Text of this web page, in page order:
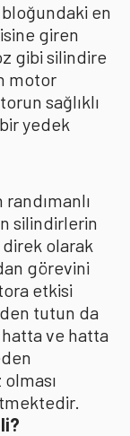
en
giren
gibi silindire
motor
sağlıklı
yedek
silindirlerin
olarak
görevini
etkisi
tutun da
hatta ve hatta